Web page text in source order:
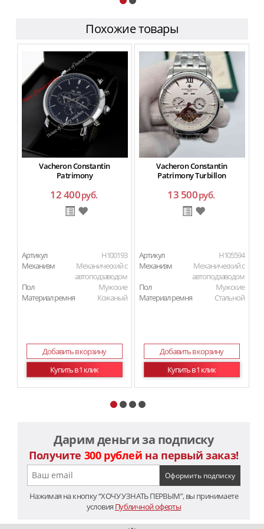
Похожие товары
Vacheron Constantin
Patrimony
12 400руб.
Артикул
H100193
Механизм
Механический с
автоподзаводом
Пол
Мужские
Материал ремня
Кожаный
Добавить в корзину
Купить в 1 клик
Vacheron Constantin
Patrimony Turbillon
13 500руб.
Артикул
H105594
Механизм
Механический с
автоподзаводом
Пол
Мужские
Материал ремня
Стальной
Добавить в корзину
Купить в 1 клик
Дарим деньги за подписку
Получите 300 рублей на первый заказ!
Нажимая на кнопку “ХОЧУ УЗНАТЬ ПЕРВЫМ”, вы принимаете
условия Публичной оферты